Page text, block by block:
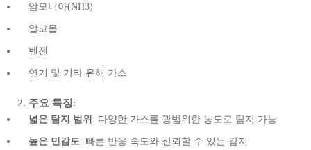
암모니아(NH3)
알코올
벤젠
연기 및 기타 유해 가스
주요 특징:
넓은 탐지 범위 : 다양한 가스를 광범위한 농도로 탐지 가능
높은 민감도: 빠른 반응 속도와 신뢰할 수 있는 감지